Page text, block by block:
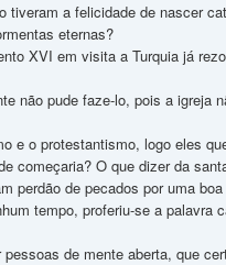
a felicidade de nascer
eternas?
XVI em visita a Turquia já
não pude faze-lo, pois a igreja
e o protestantismo, logo eles
começaria? O que dizer da
perdão de pecados por uma
tempo, proferiu-se a palavra
de mente aberta, que